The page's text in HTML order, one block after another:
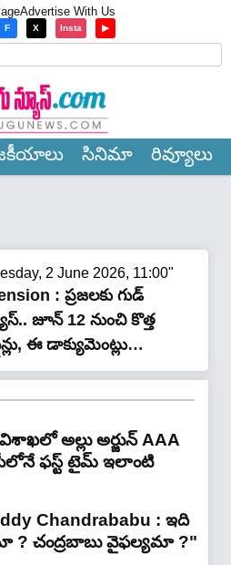
Advertise With Us
F X Insta ▶
సినిమా రివ్యూలు
2 June 2026, 11:00"
: ప్రజలకు గుడ్
జూన్ 12 నుంచి కొత్త
ఈ డాక్యుమెంట్లు
ఛాన్స్ మిస్!"
అల్లు అర్జున్ AAA
ఫస్ట్ టైమ్ ఇలాంటి
Chandrababu : ఇది
చంద్రబాబు వైఫల్యమా ?"